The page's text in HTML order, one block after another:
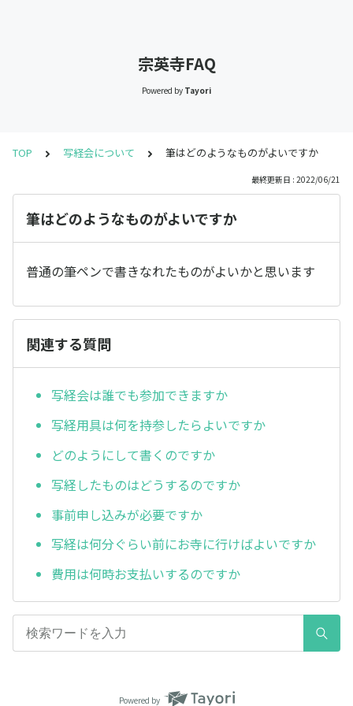
宗英寺FAQ
Powered by Tayori
TOP 写経会について 筆はどのようなものがよいですか
最終更新日 : 2022/06/21
筆はどのようなものがよいですか
普通の筆ペンで書きなれたものがよいかと思います
関連する質問
写経会は誰でも参加できますか
写経用具は何を持参したらよいですか
どのようにして書くのですか
写経したものはどうするのですか
事前申し込みが必要ですか
写経は何分ぐらい前にお寺に行けばよいですか
費用は何時お支払いするのですか
Powered by